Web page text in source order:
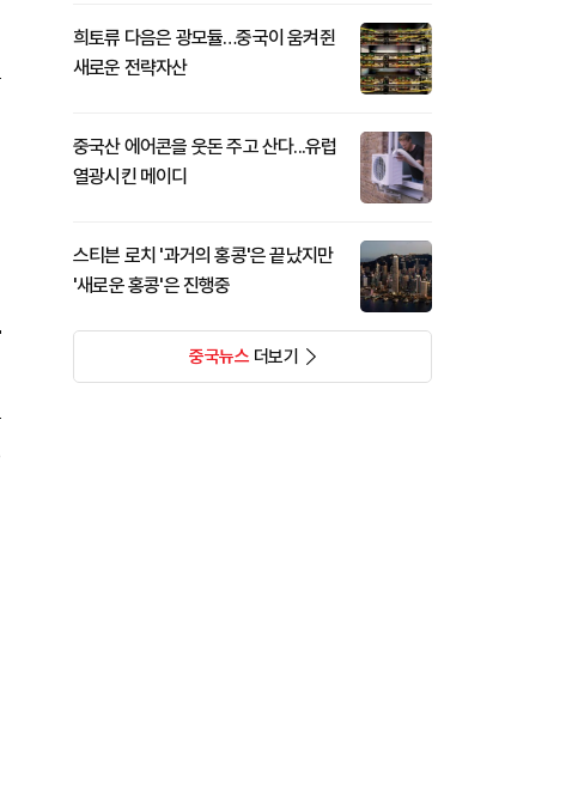
희토류 다음은 광모듈…중국이 움켜쥔
새로운 전략자산
중국산 에어콘을 웃돈 주고 산다...유럽
열광시킨 메이디
스티븐 로치 '과거의 홍콩'은 끝났지만
'새로운 홍콩'은 진행중
중국뉴스더보기